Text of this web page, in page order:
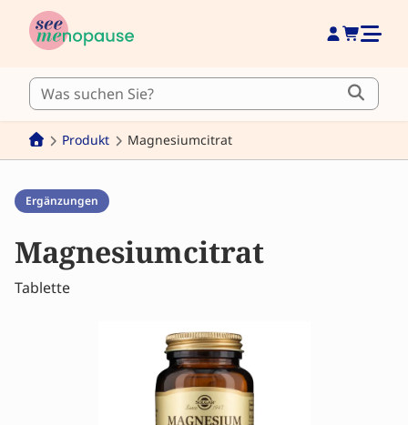
Produkt Magnesiumcitrat
Ergänzungen
Magnesiumcitrat
Tablette